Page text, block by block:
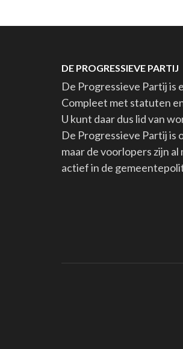
DE PROGRESSIEVE PARTIJ
De Progressieve Partij is
Compleet met statuten
U kunt daar dus lid van
De Progressieve Partij is
maar de voorlopers zijn al
actief in de